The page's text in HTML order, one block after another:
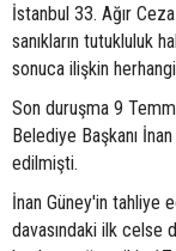
İstanbul 33. Ağır
sanıkların tutukluluk
sonuca ilişkin
Son duruşma 9
Belediye Başkanı
edilmişti.
İnan Güney'in tahliye
davasındaki ilk celse